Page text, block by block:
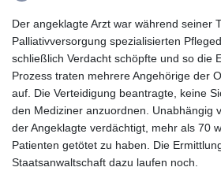
Der angeklagte Arzt war während seiner
Palliativversorgung spezialisierten
schließlich Verdacht schöpfte und so die
Prozess traten mehrere Angehörige der
auf. Die Verteidigung beantragte, keine
den Mediziner anzuordnen. Unabhängig
der Angeklagte verdächtigt, mehr als 70
Patienten getötet zu haben. Die
Staatsanwaltschaft dazu laufen noch.